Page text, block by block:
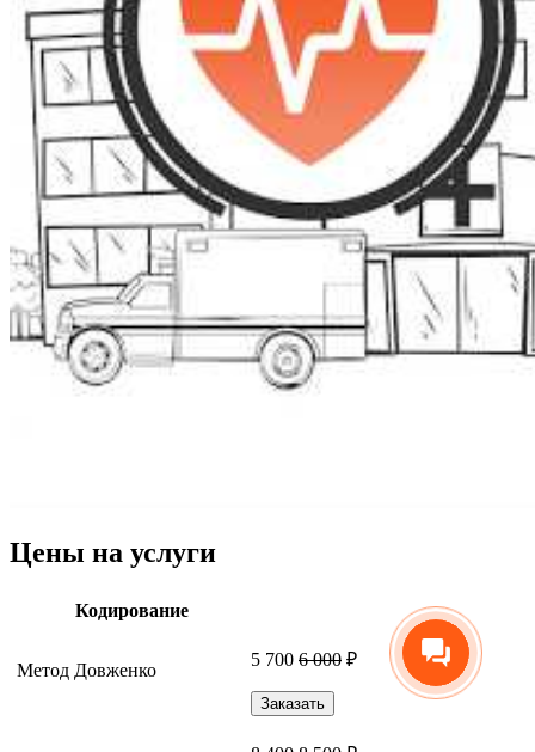
Цены на услуги
Кодирование
Метод Довженко
5 700 6 000 ₽
Заказать